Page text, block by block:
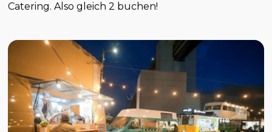
Catering. Also gleich 2 buchen!